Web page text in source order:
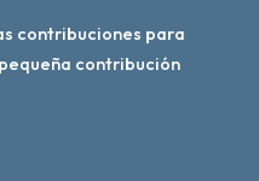
contribuciones para
contribución